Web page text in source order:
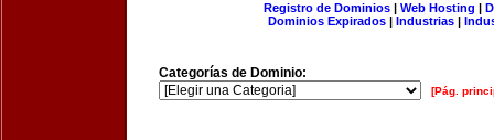
Registro de Dominios| Web Hosting |
Dominios Expirados | Industrias |
Categorías de Dominio:
[Pág.